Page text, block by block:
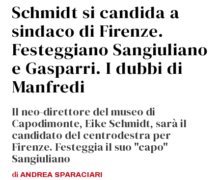
Schmidt si candida a
sindaco di Firenze.
Festeggiano Sangiuliano
e Gasparri. I dubbi di
Manfredi
Il neo-direttore del museo di
Capodimonte, Eike Schmidt, sarà il
candidato del centrodestra per
Firenze. Festeggia il suo "capo"
Sangiuliano
di ANDREA SPARACIARI